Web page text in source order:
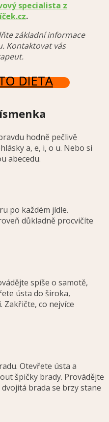
specialista z
.
základní informace
Kontaktovat vás
DIETA
hodně pečlivě
a, e, i, o u. Nebo si
abecedu.
po každém jídle.
důkladně procvičíte
spíše o samotě,
ústa do široka,
Zakřičte, co nejvíce
Otevřete ústa a
špičky brady. Provádějte
brada se brzy stane